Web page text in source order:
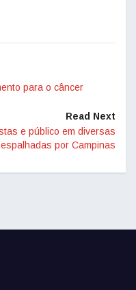
para o câncer
Read Next
e público em diversas
por Campinas